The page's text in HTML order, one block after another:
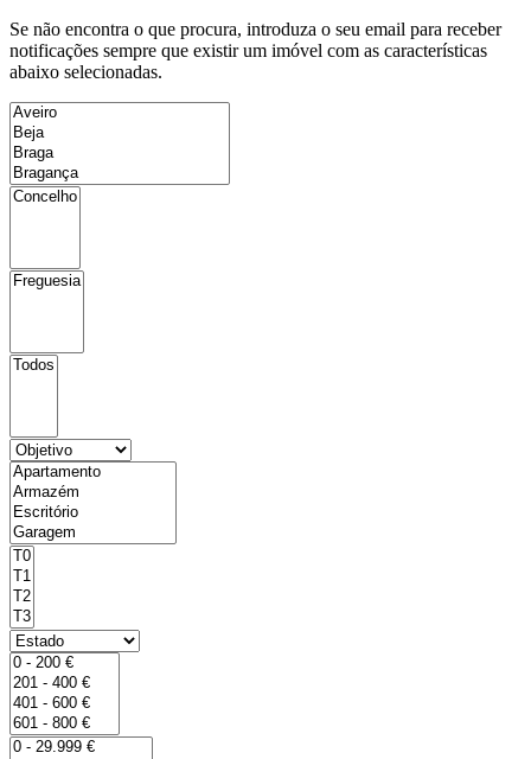
Se não encontra o que procura, introduza o seu email para receber
notificações sempre que existir um imóvel com as características
abaixo selecionadas.